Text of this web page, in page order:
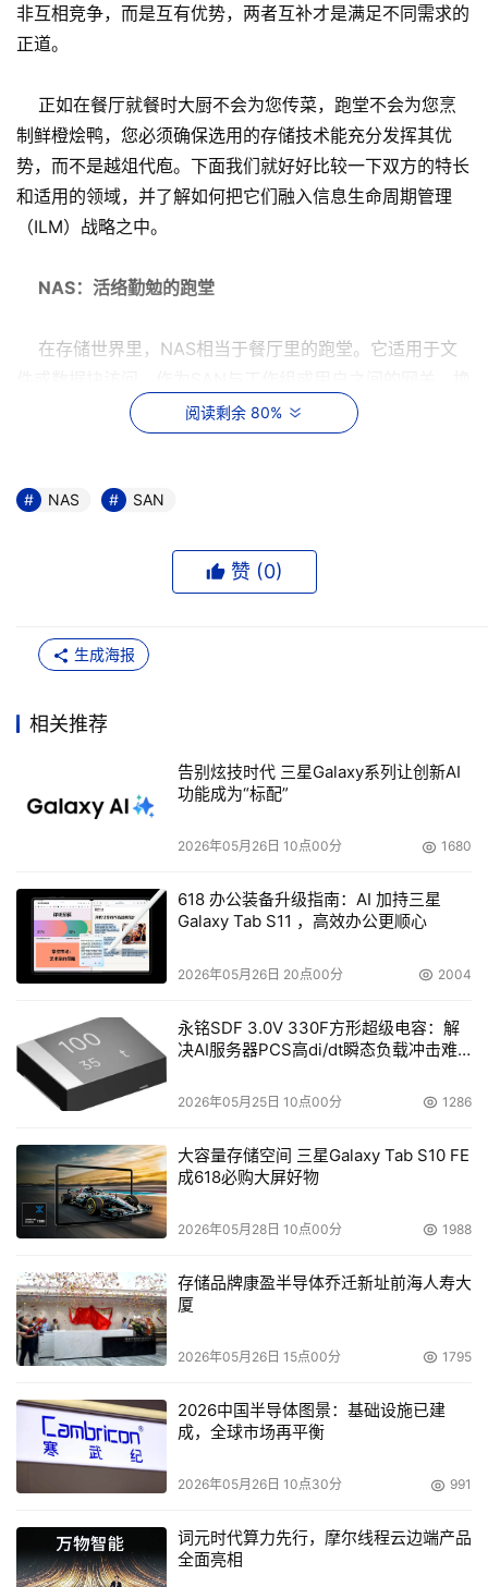
非互相竞争，而是互有优势，两者互补才是满足不同需求的
正道。
正如在餐厅就餐时大厨不会为您传菜，跑堂不会为您烹
制鲜橙烩鸭，您必须确保选用的存储技术能充分发挥其优
势，而不是越俎代庖。下面我们就好好比较一下双方的特长
和适用的领域，并了解如何把它们融入信息生命周期管理
（ILM）战略之中。
NAS：活络勤勉的跑堂
在存储世界里，NAS相当于餐厅里的跑堂。它适用于文
句话说，它的使命是将数据从“厨房”送至相应的“餐桌”。
NAS能很好的完成“跑堂”这一工作。
NAS吸引人之处就在于它通常能即插即用，采购及管理
连接到每一服务器或服务器集群，NAS没有必要按SAN的方
式安排LUN。由于网络与存储单元之间一对一的关系，NAS
端。它等效于大型网络服务器，只提供对更大的文件池的访
当企业选择NAS作为高容量块存储的主要方式，就会遇
到麻烦。通常，这些企业对于已有的NAS很满意，并不断增
不会达到企业的预期效果。
问题就出在虽然NAS具有一定的可扩展性，但是它的可
扩展性不是线性的。在某一临界点曲线变为水平后，NAS就
无力应付此时的负载。根据组织大小和网络拓扑结构的不
同，让各个NAS服务器为不同工作组服务违反了它应用于简
单场合的本性。此时管理组织的存储需求，会需要更多资源
而不是更少。
在小型企业中，NAS能够同时满足两个功能：就象在小
餐馆一个人能兼任烹饪上菜两职。但随着企业规模增长、结
构日益复杂，需求发生变化，就要把任务进行明确分工。
SAN：技艺高超的厨师
NAS更多是一种面向设备的策略，而SAN是一种真正提
间，它们比典型的NAS设备等级要高。SAN通过光纤连接到
服务器传输数据块，而不是直接向客户端传输文件。当收到
请求时，服务器就连接SAN，然后读取相应的数据块。
SAN的设计目的就是通过数据集中化管理而不是按工作
组分割，提高数据吞吐量，改进文件共享能力。在大型组织
阅读剩余 80%
NAS SAN
赞 (0)
生成海报
相关推荐
告别炫技时代 三星Galaxy系列让创新AI
功能成为“标配”
2026年05月26日 10点00分 1680
618 办公装备升级指南：AI 加持三星
Galaxy Tab S11 ，高效办公更顺心
2026年05月26日 20点00分 2004
永铭SDF 3.0V 330F方形超级电容：解
决AI服务器PCS高di/dt瞬态负载冲击难
2026年05月25日 10点00分 1286
大容量存储空间 三星Galaxy Tab S10 FE
成618必购大屏好物
2026年05月28日 10点00分 1988
存储品牌康盈半导体乔迁新址前海人寿大
厦
2026年05月26日 15点00分 1795
2026中国半导体图景：基础设施已建
成，全球市场再平衡
2026年05月26日 10点30分 991
词元时代算力先行，摩尔线程云边端产品
全面亮相